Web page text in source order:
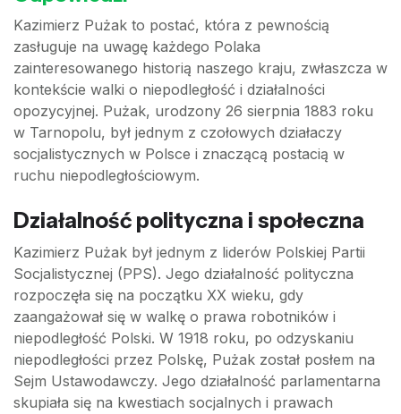
Kazimierz Pużak to postać, która z pewnością
zasługuje na uwagę każdego Polaka
zainteresowanego historią naszego kraju, zwłaszcza w
kontekście walki o niepodległość i działalności
opozycyjnej. Pużak, urodzony 26 sierpnia 1883 roku
w Tarnopolu, był jednym z czołowych działaczy
socjalistycznych w Polsce i znaczącą postacią w
ruchu niepodległościowym.
Działalność polityczna i społeczna
Kazimierz Pużak był jednym z liderów Polskiej Partii
Socjalistycznej (PPS). Jego działalność polityczna
rozpoczęła się na początku XX wieku, gdy
zaangażował się w walkę o prawa robotników i
niepodległość Polski. W 1918 roku, po odzyskaniu
niepodległości przez Polskę, Pużak został posłem na
Sejm Ustawodawczy. Jego działalność parlamentarna
skupiała się na kwestiach socjalnych i prawach